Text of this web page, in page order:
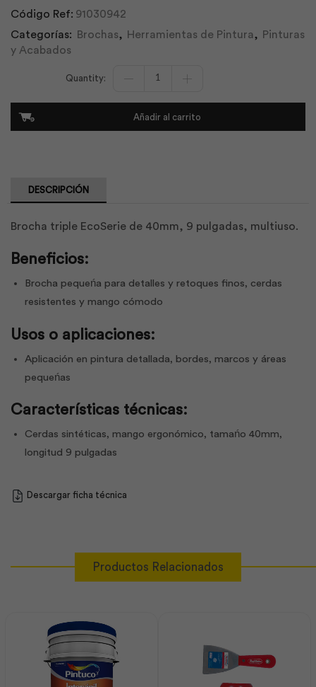
Código Ref: 91030942
Categorías:
Brochas, Herramientas de Pintura,
Pinturas
y Acabados
40mmAñadir al carrito
DESCRIPCIÓN
Brocha triple EcoSerie de 40mm, 9 pulgadas, multiuso.
Beneficios:
Brocha pequeńa para detalles y retoques finos, cerdas
resistentes y mango cómodo
Usos o aplicaciones:
Aplicación en pintura detallada, bordes, marcos y áreas
pequeńas
Características técnicas:
Cerdas sintéticas, mango ergonómico, tamańo 40mm,
longitud 9 pulgadas
Descargar ficha técnica
Productos Relacionados